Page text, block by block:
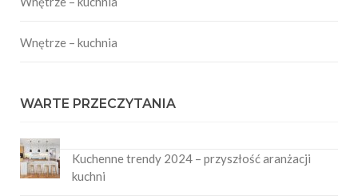
Wnętrze – kuchnia
WARTE PRZECZYTANIA
Kuchenne trendy 2024 – przyszłość aranżacji
kuchni